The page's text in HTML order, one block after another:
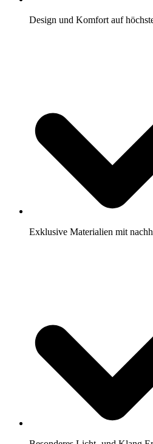
Design und Komfort auf
Exklusive Materialien mit